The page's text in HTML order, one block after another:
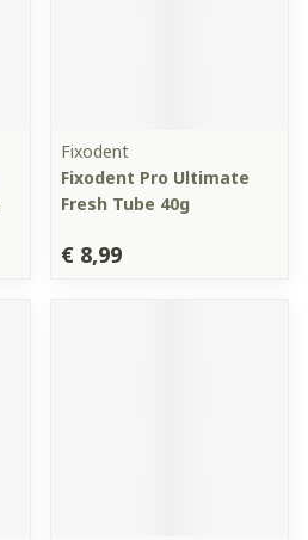
Fixodent
Fixodent Pro Ultimate
Fresh Tube 40g
€ 8,99